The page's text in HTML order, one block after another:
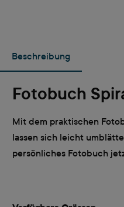
Beschreibung
Fotobuch
Mit dem praktischen
lassen sich leicht
persönliches Fotobuch